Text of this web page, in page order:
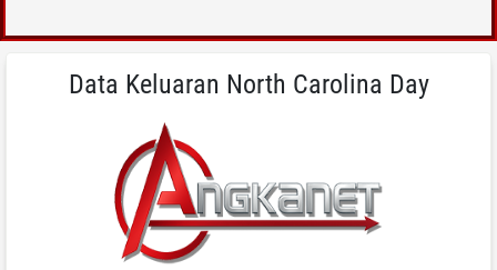
Data Keluaran North Carolina Day